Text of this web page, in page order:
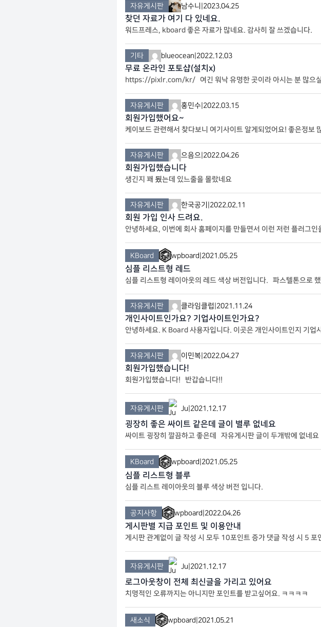
자유게시판 남수니 2023.04.25
찾던 자료가 여기 다 있네요.
워드프레스, kboard 좋은 자료가 많네요. 감사히 잘 쓰겠습니다.
기타 blueocean 2022.12.03
무료 온라인 포토샵(설치x)
https://pixlr.com/kr/ 여긴 워낙 유명한 곳이라 아시는 분 많으
자유게시판 홍민수 2022.03.15
회원가입했어요~
케이보드 관련해서 찾다보니 여기사이트 알게되었어요! 좋은정보
자유게시판 으음으 2022.04.26
회원가입했습니다
생긴지 꽤 됬는데 있느줄을 몰랐네요
자유게시판 한국공기 2022.02.11
회원 가입 인사 드려요.
안녕하세요, 이번에 회사 홈페이지를 만들면서 이런 저런 플러그
KBoard wpboard|2021.05.25
심플 리스트형 레드
심플 리스트형 레이아웃의 레드 색상 버전입니다. 파스텔톤으로
자유게시판 클라임클럽 2021.11.24
개인사이트인가요? 기업사이트인가요?
안녕하세요. K Board 사용자입니다. 이곳은 개인사이트인지 기업
자유게시판 이민복 2022.04.27
회원가입했습니다!
회원가입했습니다! 반갑습니다!!
자유게시판 Ju 2021.12.17
굉장히 좋은 싸이트 같은데 글이 별루 없네요
싸이트 굉장히 깔끔하고 좋은데 자유게시판 글이 두개밖에 없네
KBoard wpboard 2021.05.25
심플 리스트형 블루
심플 리스트 레이아웃의 블루 색상 버전 입니다.
공지사항 wpboard 2022.04.26
게시판별 지급 포인트 및 이용안내
게시판 관계없이 글 작성 시 모두 10포인트 증가 댓글 작성 시 5
자유게시판 Ju 2021.12.17
로그아웃창이 전체 최신글을 가리고 있어요
치명적인 오류까지는 아니지만 포인트를 받고싶어요. ㅋㅋㅋㅋ
새소식 wpboard|2021.05.21